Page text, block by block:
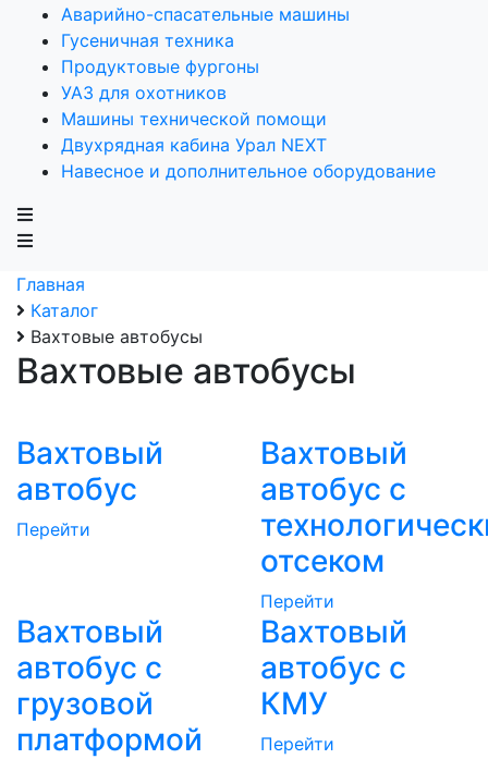
Аварийно-спасательные машины
Гусеничная техника
Продуктовые фургоны
УАЗ для охотников
Машины технической помощи
Двухрядная кабина Урал NEXT
Навесное и дополнительное оборудование
Главная
Каталог
Вахтовые автобусы
Вахтовые автобусы
Вахтовый
автобус
Перейти
Вахтовый
автобус с
отсеком
Перейти
Вахтовый
автобус с
грузовой
платформой
Вахтовый
автобус с
КМУ
Перейти